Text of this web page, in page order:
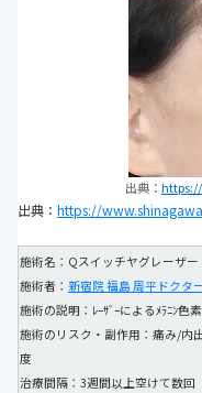
出典：
出典： https://
施術名：Qスイッチヤグレーザー
施術者： 新宿院 福島 周平ドクタ
施術の説明：ﾚｰｻﾞｰによるﾒﾗﾆﾝ色
施術のリスク・副作用：痛み/内
度
治療間隔：3週間以上空けて数回